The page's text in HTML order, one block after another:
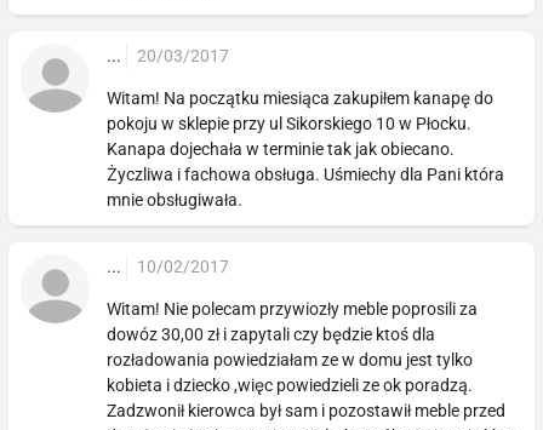
... 20/03/2017
Witam! Na początku miesiąca zakupiłem kanapę do
pokoju w sklepie przy ul Sikorskiego 10 w Płocku.
Kanapa dojechała w terminie tak jak obiecano.
Życzliwa i fachowa obsługa. Uśmiechy dla Pani która
mnie obsługiwała.
... 10/02/2017
Witam! Nie polecam przywiozły meble poprosili za
dowóz 30,00 zł i zapytali czy będzie ktoś dla
rozładowania powiedziałam ze w domu jest tylko
kobieta i dziecko ,więc powiedzieli ze ok poradzą.
Zadzwonił kierowca był sam i pozostawił meble przed